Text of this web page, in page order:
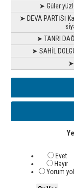
➤ Güler
➤ DEVA PARTİSİ
➤ TANRI
➤ SAHİL
➤
Evet
Hayır
Yorum